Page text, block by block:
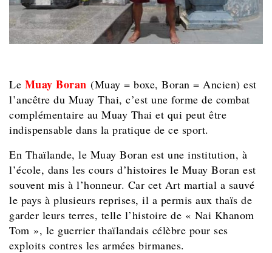
Le Muay Boran (Muay = boxe, Boran = Ancien) est
l’ancêtre du Muay Thai, c’est une forme de combat
complémentaire au Muay Thai et qui peut être
indispensable dans la pratique de ce sport.
En Thaïlande, le Muay Boran est une institution, à
l’école, dans les cours d’histoires le Muay Boran est
souvent mis à l’honneur. Car cet Art martial a sauvé
le pays à plusieurs reprises, il a permis aux thaïs de
garder leurs terres, telle l’histoire de « Nai Khanom
Tom », le guerrier thaïlandais célèbre pour ses
exploits contres les armées birmanes.